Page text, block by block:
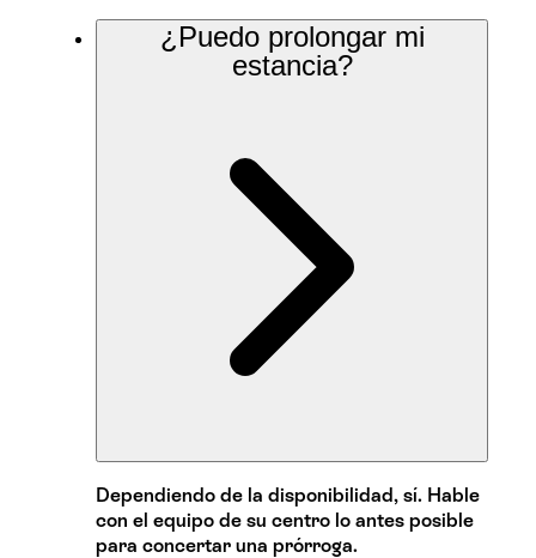
¿Puedo prolongar mi
estancia?
Dependiendo de la disponibilidad, sí. Hable
con el equipo de su centro lo antes posible
para concertar una prórroga.